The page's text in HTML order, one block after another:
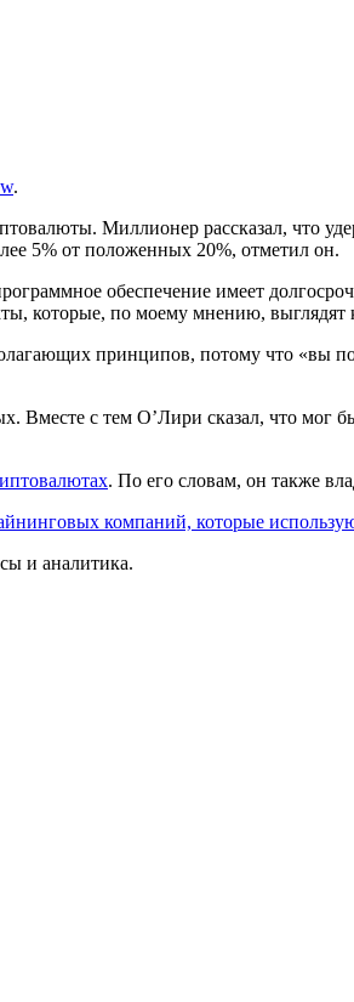
.
Миллионер рассказал, что
5% от положенных 20%, отметил он.
обеспечение имеет
которые, по моему мнению, выглядят
принципов, потому что «вы
Вместе с тем О’Лири сказал, что мог
. По его словам, он также
компаний, которые
и аналитика.